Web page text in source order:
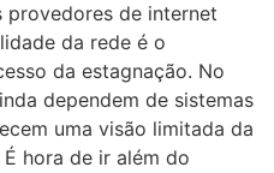
de internet
da rede é o
da estagnação. No
dependem de sistemas
uma visão limitada da
hora de ir além do